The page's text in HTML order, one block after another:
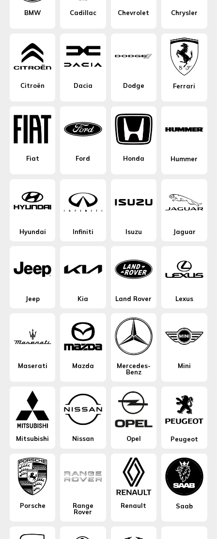
BMW Cadillac Chevrolet Chrysler
Citroën Dacia Dodge Ferrari
Fiat Ford Honda Hummer
Hyundai Infiniti Isuzu Jaguar
Jeep Kia Land Rover Lexus
Maserati Mazda
Mercedes-
Benz
Mini
Mitsubishi Nissan Opel Peugeot
Porsche
Range
Rover
Renault Saab